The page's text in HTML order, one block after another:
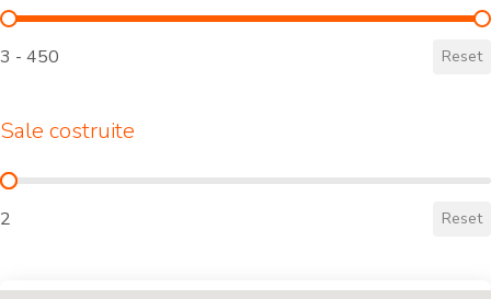
Tribunali costruiti
3 - 450 Reset
Sale costruite
Sale costruite
2 Reset